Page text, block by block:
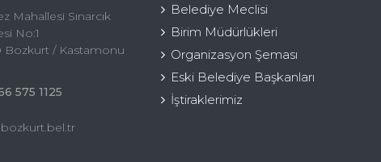
Mahallesi Sınarcık
No:1
Bozkurt / Kastamonu
575 1125
Belediye Meclisi
Birim Müdürlükleri
Organizasyon Şeması
Eski Belediye Başkanları
İştiraklerimiz